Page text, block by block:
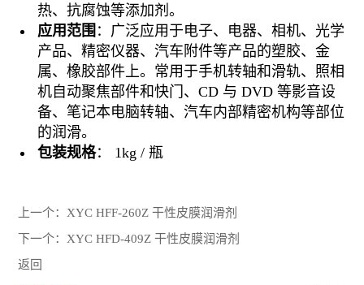
热、抗腐蚀等添加剂。
应用范围 ：广泛应用于电子、电器、相机、光学
产品、精密仪器、汽车附件等产品的塑胶、金
属、橡胶部件上。常用于手机转轴和滑轨、照相
机自动聚焦部件和快门、CD 与 DVD 等影音设
备、笔记本电脑转轴、汽车内部精密机构等部位
的润滑。
包装规格： 1kg / 瓶
上一个： XYC HFF-260Z 干性皮膜润滑剂
下一个： XYC HFD-409Z 干性皮膜润滑剂
返回